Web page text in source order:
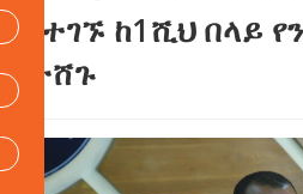
የተገኙ ከ1ሺህ በላይ
ታሸጉ